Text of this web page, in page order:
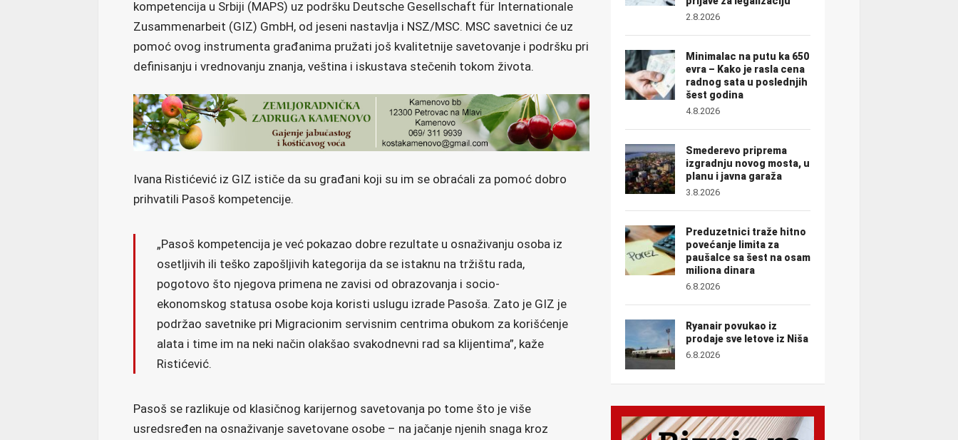
kompetencija u Srbiji (MAPS) uz podršku Deutsche Gesellschaft für Internationale
Zusammenarbeit (GIZ) GmbH, od jeseni nastavlja i NSZ/MSC. MSC savetnici će uz
pomoć ovog instrumenta građanima pružati još kvalitetnije savetovanje i podršku pri
definisanju i vrednovanju znanja, veština i iskustava stečenih tokom života.
Ivana Ristićević iz GIZ ističe da su građani koji su im se obraćali za pomoć dobro
prihvatili Pasoš kompetencije.
„Pasoš kompetencija je već pokazao dobre rezultate u osnaživanju osoba iz
osetljivih ili teško zapošljivih kategorija da se istaknu na tržištu rada,
pogotovo što njegova primena ne zavisi od obrazovanja i socio-
ekonomskog statusa osobe koja koristi uslugu izrade Pasoša. Zato je GIZ je
podržao savetnike pri Migracionim servisnim centrima obukom za korišćenje
alata i time im na neki način olakšao svakodnevni rad sa klijentima”, kaže
Ristićević.
Pasoš se razlikuje od klasičnog karijernog savetovanja po tome što je više
usredsređen na osnaživanje savetovane osobe – na jačanje njenih snaga kroz
2.8.2026
Minimalac na putu ka 650
evra – Kako je rasla cena
radnog sata u poslednjih
šest godina
4.8.2026
Smederevo priprema
izgradnju novog mosta, u
planu i javna garaža
3.8.2026
Preduzetnici traže hitno
povećanje limita za
paušalce sa šest na osam
miliona dinara
6.8.2026
Ryanair povukao iz
prodaje sve letove iz Niša
6.8.2026